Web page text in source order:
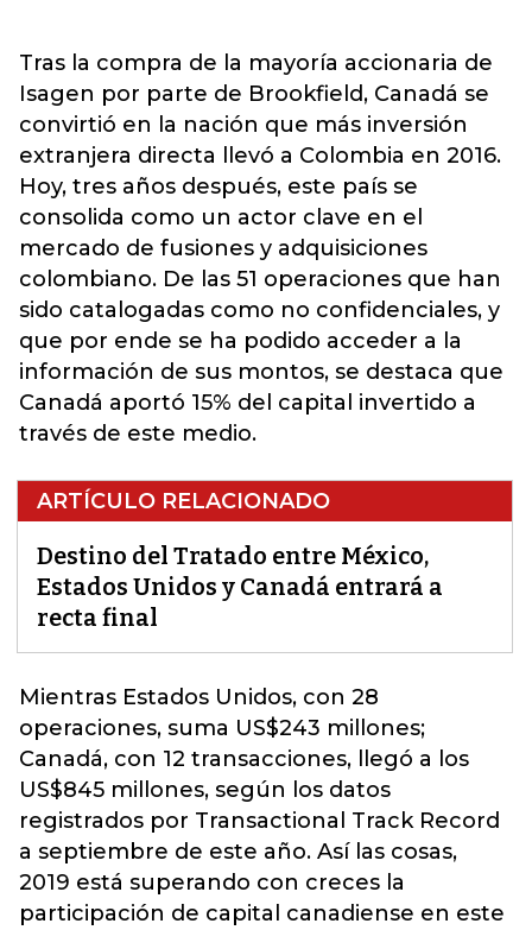
Tras la compra de la mayoría accionaria de
Isagen por parte de Brookfield, Canadá se
convirtió en la nación que más inversión
extranjera directa llevó a Colombia en 2016.
Hoy, tres años después, este país se
consolida como un actor clave en el
mercado de fusiones y adquisiciones
colombiano. De las 51 operaciones que han
sido catalogadas como no confidenciales, y
que por ende se ha podido acceder a la
información de sus montos, se destaca que
Canadá aportó 15% del capital invertido a
través de este medio.
ARTÍCULO RELACIONADO
Destino del Tratado entre México,
Estados Unidos y Canadá entrará a
recta final
Mientras Estados Unidos, con 28
operaciones, suma US$243 millones;
Canadá, con 12 transacciones, llegó a los
US$845 millones, según los datos
registrados por Transactional Track Record
a septiembre de este año. Así las cosas,
2019 está superando con creces la
participación de capital canadiense en este